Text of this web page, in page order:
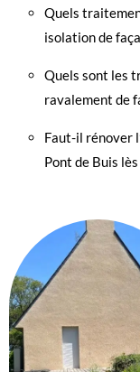
Quels
isolation de
Quels sont les
ravalement de
Faut-il rénover
Pont de Buis